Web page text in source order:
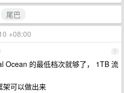
尾巴
+08:00
1
Ocean 的最低档次就够了， 1TB 流
架可以做出来